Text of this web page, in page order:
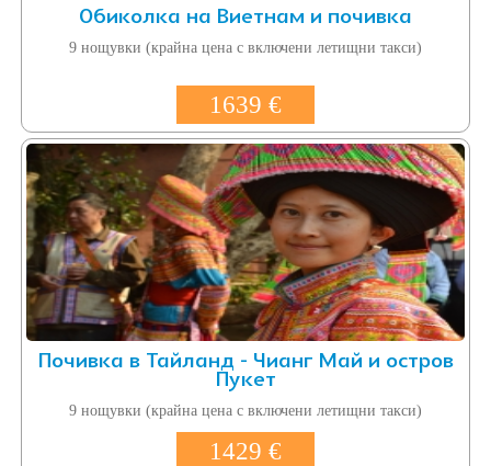
Обиколка на Виетнам и почивка
9 нощувки (крайна цена с включени летищни такси)
1639 €
Почивка в Тайланд - Чианг Май и остров
Пукет
9 нощувки (крайна цена с включени летищни такси)
1429 €